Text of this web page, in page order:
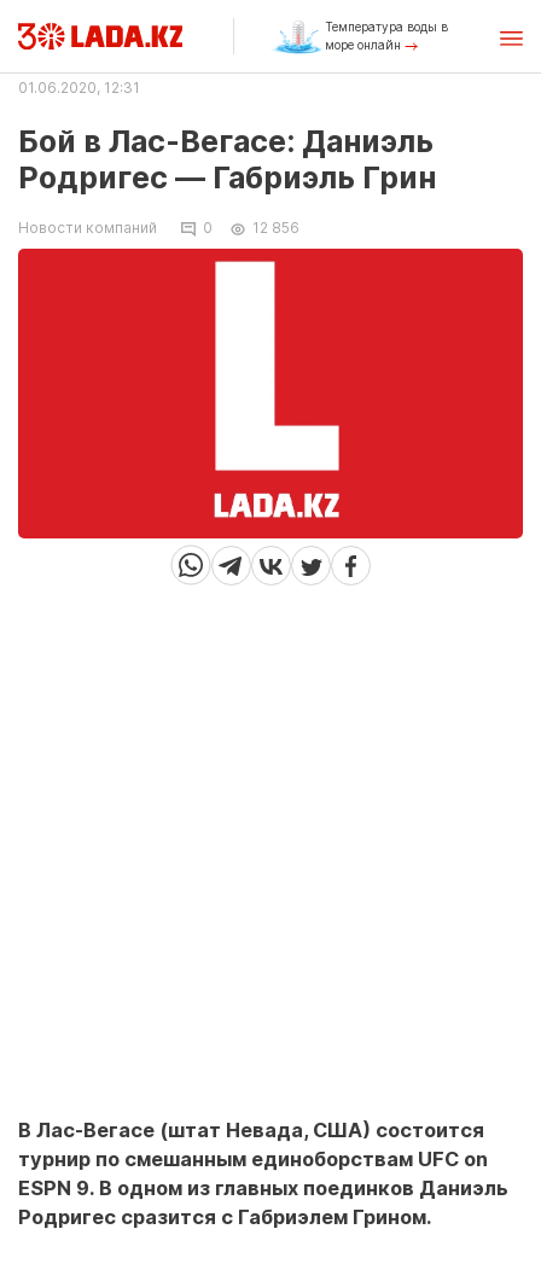
Температура воды в
море онлайн
01.06.2020, 12:31
Бой в Лас-Вегасе: Даниэль
Родригес — Габриэль Грин
Новости компаний 0 12 856
В Лас-Вегасе (штат Невада, США) состоится
турнир по смешанным единоборствам UFC on
ESPN 9. В одном из главных поединков Даниэль
Родригес сразится с Габриэлем Грином.